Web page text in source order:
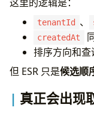
tenantId 、
createdAt
排序方向和查
但 ESR 只是候选顺
真正会出现